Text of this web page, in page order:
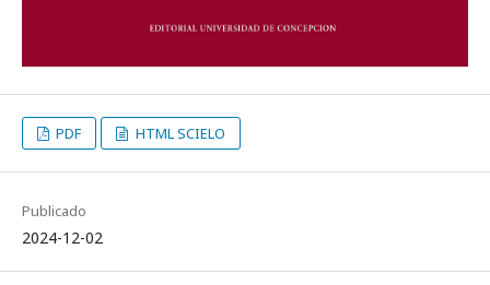
PDF HTML SCIELO
Publicado
2024-12-02